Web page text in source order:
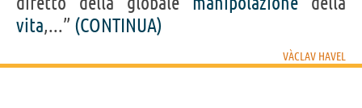
vita,...” (CONTINUA)
VÀCLAV HAVEL